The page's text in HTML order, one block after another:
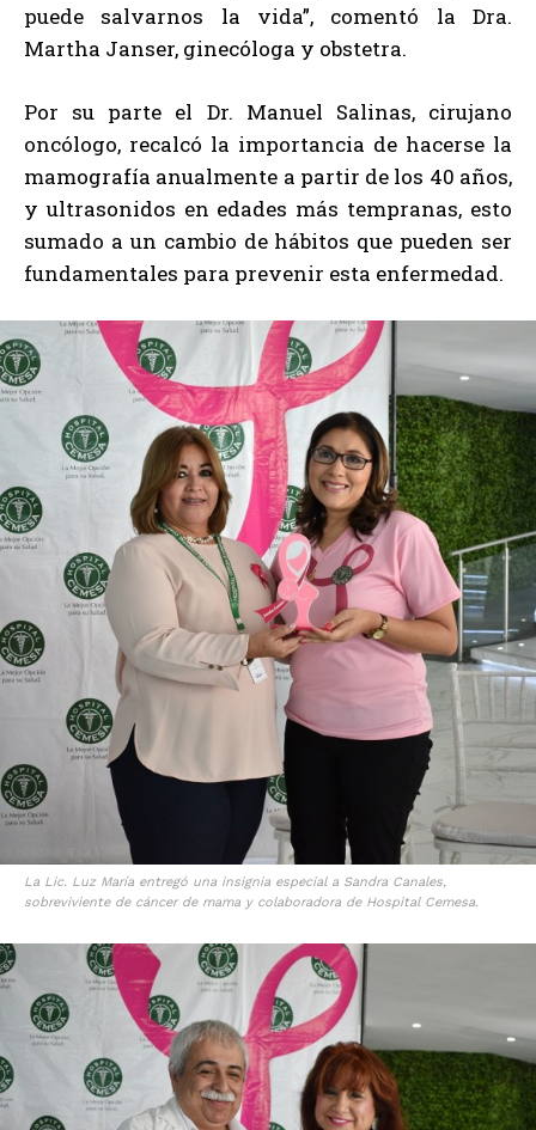
puede salvarnos la vida”, comentó la Dra.
Martha Janser, ginecóloga y obstetra.
Por su parte el Dr. Manuel Salinas, cirujano
oncólogo, recalcó la importancia de hacerse la
mamografía anualmente a partir de los 40 años,
y ultrasonidos en edades más tempranas, esto
sumado a un cambio de hábitos que pueden ser
fundamentales para prevenir esta enfermedad.
La Lic. Luz María entregó una insignia especial a Sandra Canales,
sobreviviente de cáncer de mama y colaboradora de Hospital Cemesa.